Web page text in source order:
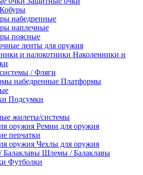
Кобуры
набедренные
наплечные
поясные
ленты для оружия
Наколенники и
/ Фляги
Платформы
Подсумки
жилеты/системы
Ремни для оружия
перчатки
Чехлы для оружия
Шлемы / Балаклавы
Футболки